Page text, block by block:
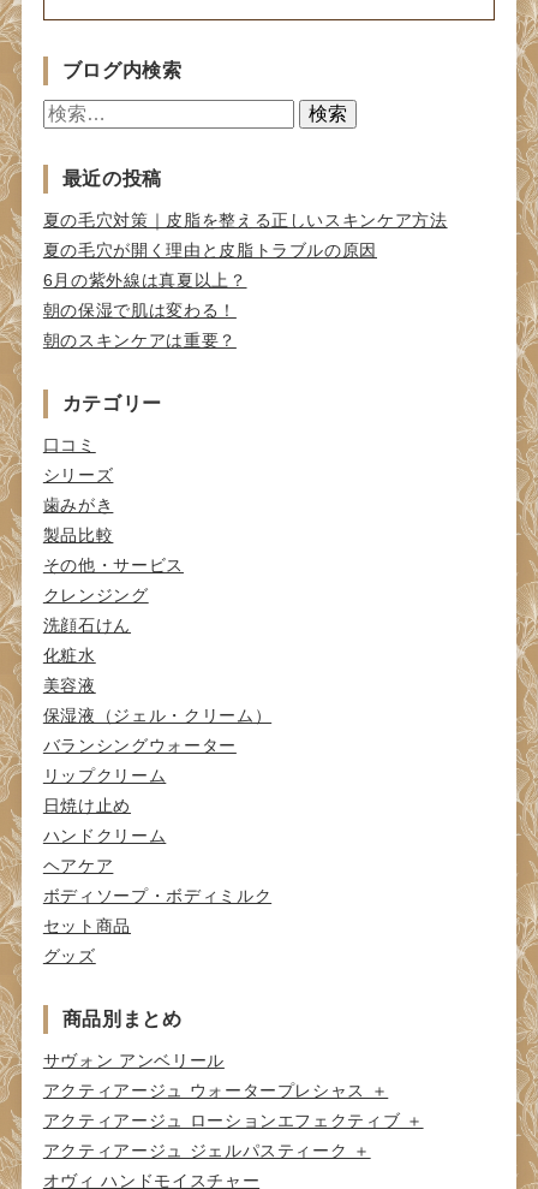
ブログ内検索
検
最近の投稿
夏の毛穴対策｜皮脂を整える正しいスキンケア方法
夏の毛穴が開く理由と皮脂トラブルの原因
6月の紫外線は真夏以上？
朝の保湿で肌は変わる！
朝のスキンケアは重要？
カテゴリー
口コミ
シリーズ
歯みがき
製品比較
その他・サービス
クレンジング
洗顔石けん
化粧水
美容液
保湿液（ジェル・クリーム）
バランシングウォーター
リップクリーム
日焼け止め
ハンドクリーム
ヘアケア
ボディソープ・ボディミルク
セット商品
グッズ
商品別まとめ
サヴォン アンベリール
アクティアージュ ウォータープレシャス ＋
アクティアージュ ローションエフェクティブ ＋
アクティアージュ ジェルパスティーク ＋
オヴィ ハンドモイスチャー